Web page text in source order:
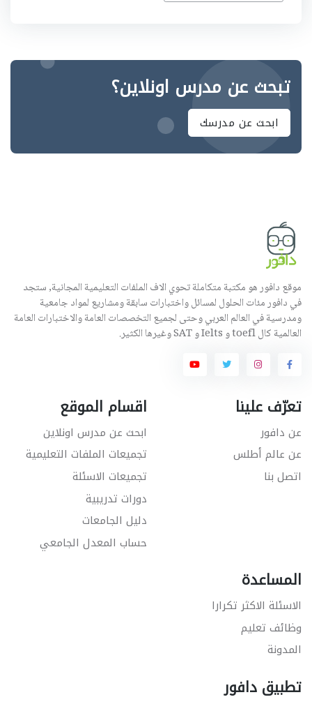
تبحث عن مدرس اونلاين؟
ابحث عن مدرسك
موقع دافور هو مكتبة متكاملة تحوي الاف الملفات التعليمية المجانية, ستجد
في دافور مئات الحلول لمسائل واختبارات سابقة ومشاريع لمواد جامعية
ومدرسية في العالم العربي وحتى لجميع التخصصات العامة والاختبارات العامة
العالمية كال toefl و Ielts و SAT وغيرها الكثير.
تعرّف علينا
عن دافور
عن عالم أطلس
اتصل بنا
اقسام الموقع
ابحث عن مدرس اونلاين
تجميعات الملفات التعليمية
تجميعات الاسئلة
دورات تدريبية
دليل الجامعات
حساب المعدل الجامعي
المساعدة
الاسئلة الاكثر تكرارا
وظائف تعليم
المدونة
تطبيق دافور